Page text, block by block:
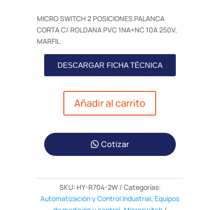
MICRO SWITCH 2 POSICIONES PALANCA
CORTA C/ ROLDANA PVC 1NA+NC 10A 250V,
MARFIL
DESCARGAR FICHA TÉCNICA
Añadir al carrito
Cotizar
SKU: HY-R704-2W
Categorías:
Automatización y Control Industrial, Equipos